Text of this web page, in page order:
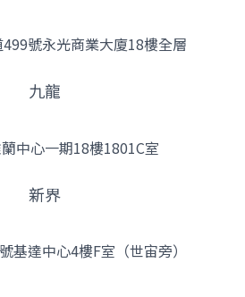
號永光商業大廈18樓全層
九龍
中心一期18樓1801C室
新界
基達中心4樓F室（世宙旁）